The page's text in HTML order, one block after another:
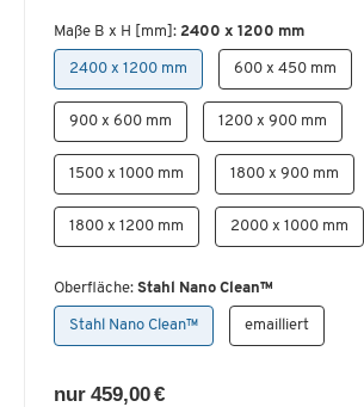
Maße B x H [mm]: 2400 x 1200 mm
2400 x 1200 mm 600 x 450 mm
900 x 600 mm 1200 x 900 mm
1500 x 1000 mm 1800 x 900 mm
1800 x 1200 mm 2000 x 1000 mm
Oberfläche: Stahl Nano Clean™
Stahl Nano Clean™ emailliert
nur 459,00 €